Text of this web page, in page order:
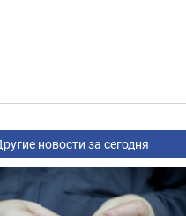
новости за сегодня